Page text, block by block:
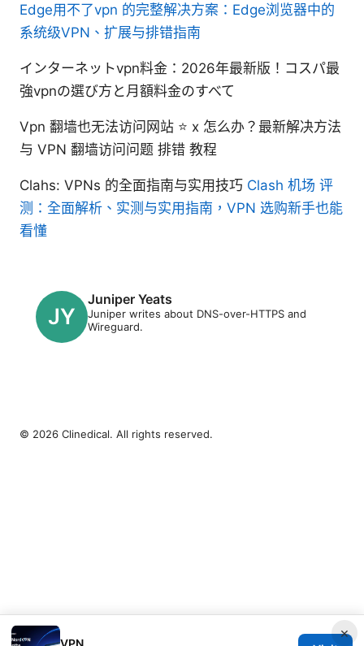
Edge用不了vpn 的完整解决方案：Edge浏览器中的
系统级VPN、扩展与排错指南
インターネットvpn料金：2026年最新版！コスパ最
強vpnの選び方と月額料金のすべて
Vpn 翻墙也无法访问网站 ⭐ x 怎么办？最新解决方法
与 VPN 翻墙访问问题 排错 教程
Clahs: VPNs 的全面指南与实用技巧 Clash 机场 评
测：全面解析、实测与实用指南，VPN 选购新手也能
看懂
Juniper Yeats
Juniper writes about DNS-over-HTTPS and
Wireguard.
×
VPN
© 2026 Clinedical. All rights reserved.